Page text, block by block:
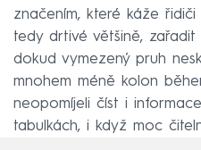
značením, které káže
tedy drtivé většině,
dokud vymezený pruh
mnohem méně kolon
neopomíjeli číst i
tabulkách, i když moc